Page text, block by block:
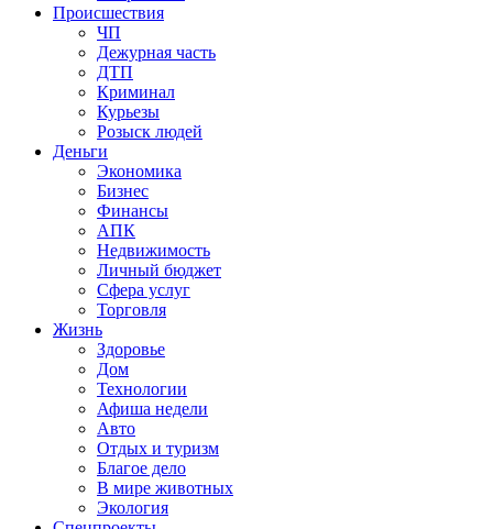
Происшествия
ЧП
Дежурная часть
ДТП
Криминал
Курьезы
Розыск людей
Деньги
Экономика
Бизнес
Финансы
АПК
Недвижимость
Личный бюджет
Сфера услуг
Торговля
Жизнь
Здоровье
Дом
Технологии
Афиша недели
Авто
Отдых и туризм
Благое дело
В мире животных
Экология